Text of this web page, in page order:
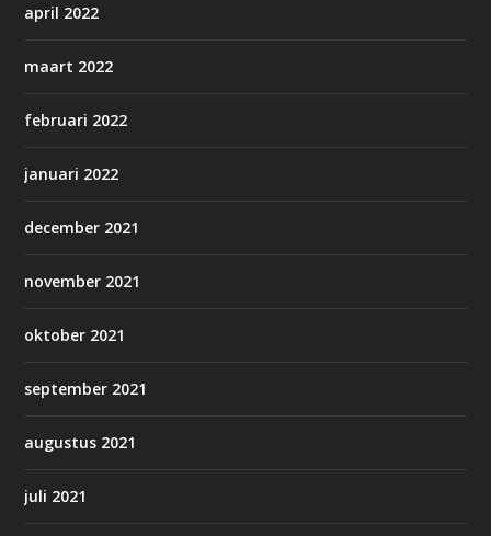
april 2022
maart 2022
februari 2022
januari 2022
december 2021
november 2021
oktober 2021
september 2021
augustus 2021
juli 2021